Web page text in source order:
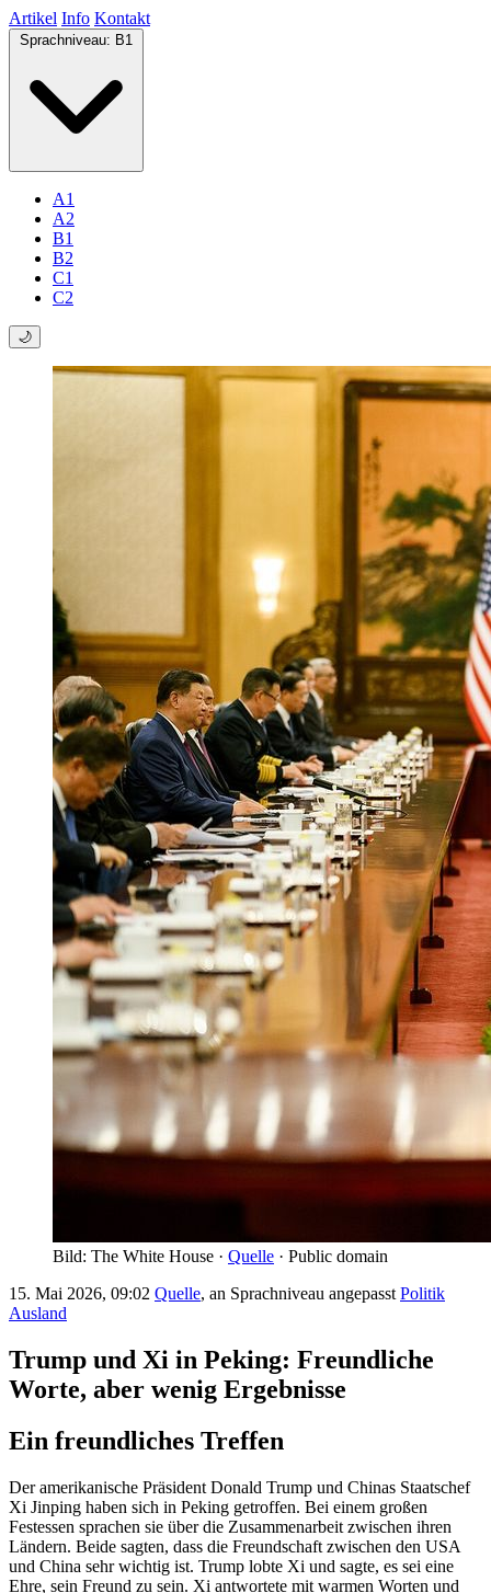
Artikel Info Kontakt
Sprachniveau: B1
A1
A2
B1
B2
C1
C2
🌙
Bild: The White House · Quelle · Public domain
15. Mai 2026, 09:02 Quelle, an Sprachniveau angepasst Politik
Ausland
Trump und Xi in Peking: Freundliche
Worte, aber wenig Ergebnisse
Ein freundliches Treffen
Der amerikanische Präsident Donald Trump und Chinas Staatschef
Xi Jinping haben sich in Peking getroffen. Bei einem großen
Festessen sprachen sie über die Zusammenarbeit zwischen ihren
Ländern. Beide sagten, dass die Freundschaft zwischen den USA
und China sehr wichtig ist. Trump lobte Xi und sagte, es sei eine
Ehre, sein Freund zu sein. Xi antwortete mit warmen Worten und